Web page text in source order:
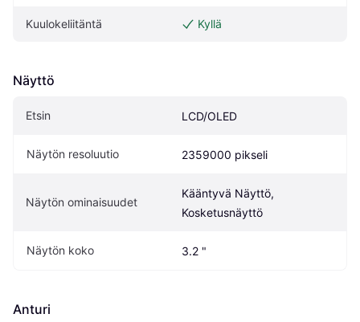
Kuulokeliitäntä Kyllä
Näyttö
Etsin LCD/OLED
Näytön resoluutio 2359000 pikseli
Näytön ominaisuudet
Kääntyvä Näyttö,
Kosketusnäyttö
Näytön koko 3.2 "
Anturi